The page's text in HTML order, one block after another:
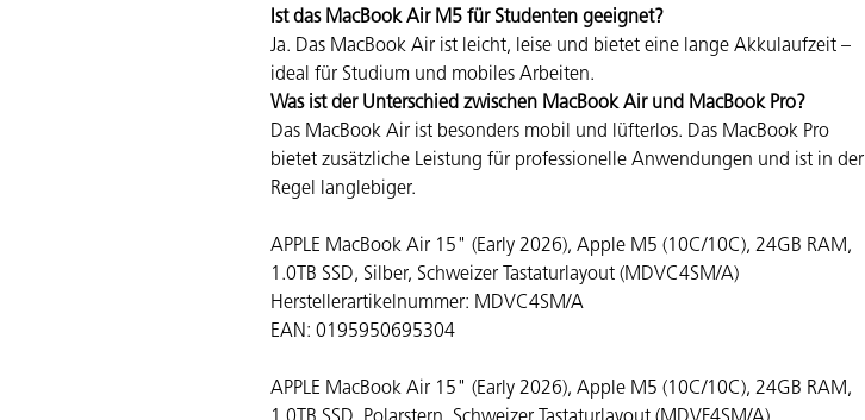
Ist das MacBook Air M5 für Studenten geeignet?
Ja. Das MacBook Air ist leicht, leise und bietet eine lange Akkulaufzeit –
ideal für Studium und mobiles Arbeiten.
Was ist der Unterschied zwischen MacBook Air und MacBook Pro?
Das MacBook Air ist besonders mobil und lüfterlos. Das MacBook Pro
bietet zusätzliche Leistung für professionelle Anwendungen und ist in der
Regel langlebiger.
APPLE MacBook Air 15" (Early 2026), Apple M5 (10C/10C), 24GB RAM,
1.0TB SSD, Silber, Schweizer Tastaturlayout (MDVC4SM/A)
Herstellerartikelnummer: MDVC4SM/A
EAN: 0195950695304
APPLE MacBook Air 15" (Early 2026), Apple M5 (10C/10C), 24GB RAM,